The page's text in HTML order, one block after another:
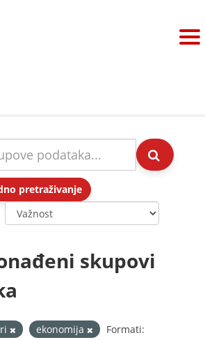
pretraživanje
skupovi
ekonomija
Formati: